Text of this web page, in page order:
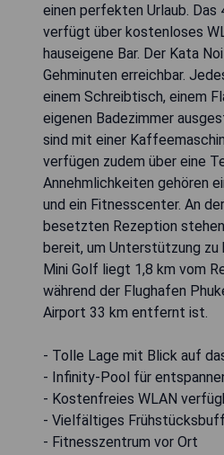
einen perfekten Urlaub.
verfügt über kostenloses
hauseigene Bar. Der Kata
Gehminuten erreichbar.
einem Schreibtisch, einem
eigenen Badezimmer
sind mit einer
verfügen zudem über eine
Annehmlichkeiten gehören
und ein Fitnesscenter. An
besetzten Rezeption
bereit, um Unterstützung zu
Mini Golf liegt 1,8 km vom
während der Flughafen
Airport 33 km entfernt ist.
- Tolle Lage mit Blick auf
- Infinity-Pool für
- Kostenfreies WLAN
- Vielfältiges
- Fitnesszentrum vor Ort